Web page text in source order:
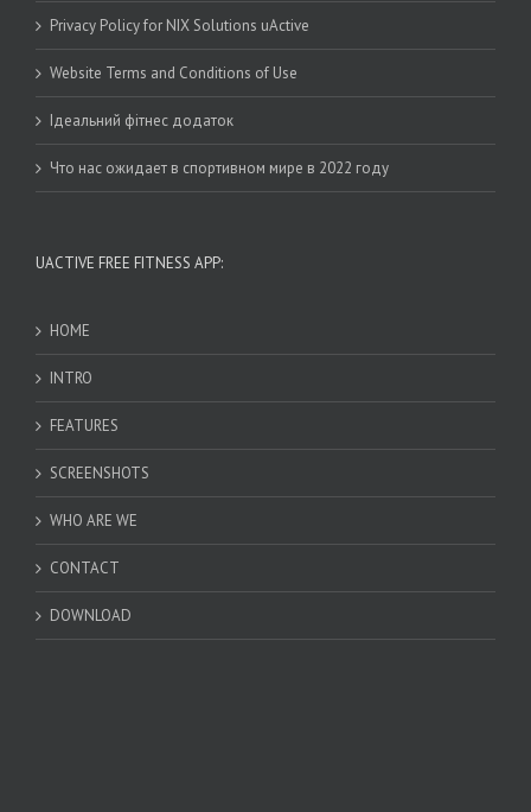
Privacy Policy for NIX Solutions uActive
Website Terms and Conditions of Use
Ідеальний фітнес додаток
Что нас ожидает в спортивном мире в 2022 году
UACTIVE FREE FITNESS APP:
HOME
INTRO
FEATURES
SCREENSHOTS
WHO ARE WE
CONTACT
DOWNLOAD